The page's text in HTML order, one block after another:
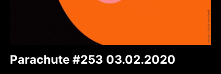
Parachute #253 03.02.2020